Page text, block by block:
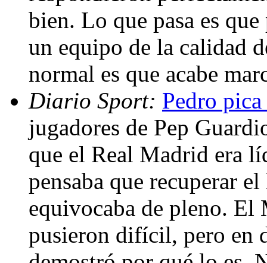
bien. Lo que pasa es
un equipo de la calidad
normal es que acabe
Diario Sport: Pedro
jugadores de Pep
que el Real Madrid era
pensaba que recuperar
equivocaba de pleno. El
pusieron difícil, pero en